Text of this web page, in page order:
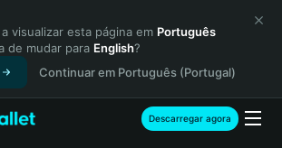
visualizar esta página em Português
de mudar para English?
Continuar em Português (Portugal)
Descarregar agora